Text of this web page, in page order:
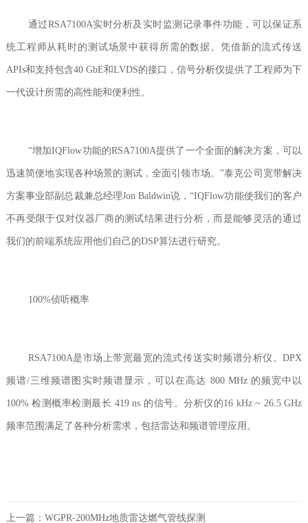
通过RSA7100A实时分析及实时监测记录事件功能，可以保证系
统工程师从耗时的测试场景中获得所需的数据。凭借新的流式传送
APIs和支持包含40 GbE和LVDS的接口，信号分析仪提供了工程师为下
一代设计所需的高性能和便利性。
“增加IQFlow功能的RSA7100A提供了一个全面的解决方案，可以
迅速简便地实现各种场景的测试，全面引领市场。”泰克公司宽带解决
方案事业部副总裁兼总经理Jon Baldwin说，“IQFlow功能使我们的客户
不再受限于仅对仪器厂商的测试结果进行分析，而是能够灵活的通过
我们的前端系统应用他们自己的DSP算法进行研究。
100%侦听概率
RSA7100A是市场上带宽最宽的流式传送实时频谱分析仪。DPX
频谱/三维频谱图实时频谱显示，可以在高达 800 MHz 的频宽中以
100% 检测概率检测最长 419 ns 的信号。分析仪的16 kHz ~ 26.5 GHz
频率范围满足了各种分析需求，包括雷达和频谱管理应用。
上一篇： WGPR-200MHz地质雷达燃气管线探测